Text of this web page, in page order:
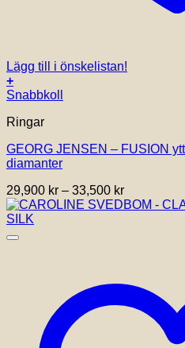
Lägg till i önskelistan!
+
Den
produkten
flera
varianter.
olika
alternativen
kan
väljas
Snabbkoll
Ringar
GEORG JENSEN – FUSION
diamanter
29,900 kr – 33,500 kr
29,900 kr